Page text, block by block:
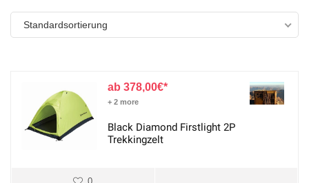
Standardsortierung
378,00€
+ 2 more
Black Diamond Firstlight 2P
Trekkingzelt